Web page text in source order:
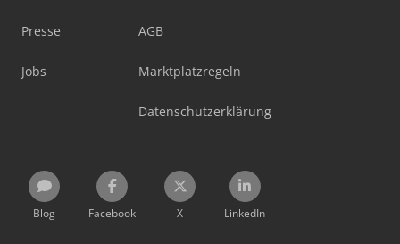
Presse
Jobs
AGB
Marktplatzregeln
Datenschutzerklärung
Blog Facebook X LinkedIn